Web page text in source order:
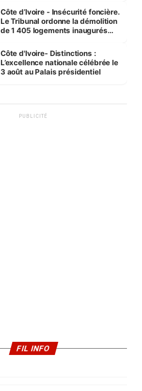
Côte d’Ivoire - Insécurité foncière.
Le Tribunal ordonne la démolition
de 1 405 logements inaugurés
Bassam
Côte d'Ivoire- Distinctions :
L’excellence nationale célébrée le
3 août au Palais présidentiel
PUBLICITÉ
FIL INFO